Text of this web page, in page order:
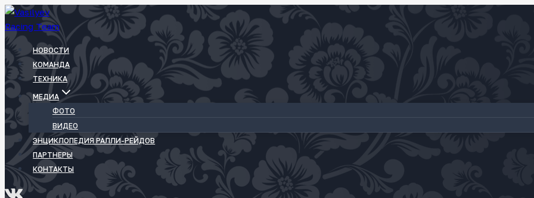
Перейти
к
содержимому
НОВОСТИ
КОМАНДА
ТЕХНИКА
МЕДИА
ФОТО
ВИДЕО
ЭНЦИКЛОПЕДИЯ РАЛЛИ-РЕЙДОВ
ПАРТНЕРЫ
КОНТАКТЫ